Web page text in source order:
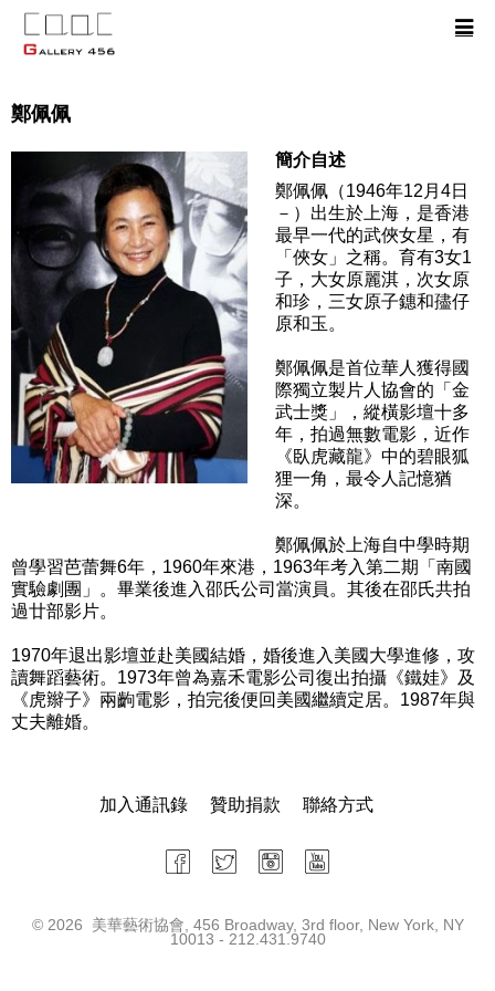
鄭佩佩
簡介自述
鄭佩佩（1946年12月4日
－）出生於上海，是香港
最早一代的武俠女星，有
「俠女」之稱。育有3女1
子，大女原麗淇，次女原
和珍，三女原子鏸和孻仔
原和玉。
鄭佩佩是首位華人獲得國
際獨立製片人協會的「金
武士獎」，縱橫影壇十多
年，拍過無數電影，近作
《臥虎藏龍》中的碧眼狐
狸一角，最令人記憶猶
深。
鄭佩佩於上海自中學時期
曾學習芭蕾舞6年，1960年來港，1963年考入第二期「南國
實驗劇團」。畢業後進入邵氏公司當演員。其後在邵氏共拍
過廿部影片。
1970年退出影壇並赴美國結婚，婚後進入美國大學進修，攻
讀舞蹈藝術。1973年曾為嘉禾電影公司復出拍攝《鐵娃》及
《虎辮子》兩齣電影，拍完後便回美國繼續定居。1987年與
丈夫離婚。
加入通訊錄 贊助捐款 聯絡方式
© 2026 美華藝術協會, 456 Broadway, 3rd floor, New York, NY
10013 - 212.431.9740